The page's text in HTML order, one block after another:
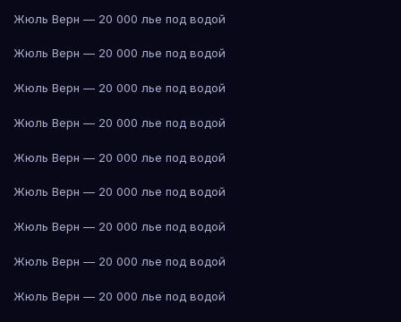
Жюль Верн — 20 000 лье под водой
Жюль Верн — 20 000 лье под водой
Жюль Верн — 20 000 лье под водой
Жюль Верн — 20 000 лье под водой
Жюль Верн — 20 000 лье под водой
Жюль Верн — 20 000 лье под водой
Жюль Верн — 20 000 лье под водой
Жюль Верн — 20 000 лье под водой
Жюль Верн — 20 000 лье под водой